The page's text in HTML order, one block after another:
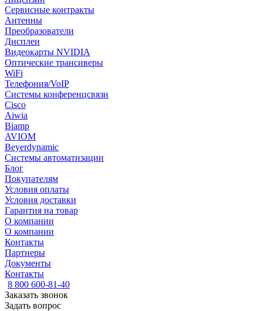
Сервисные контракты
Антенны
Преобразователи
Дисплеи
Видеокарты NVIDIA
Оптические трансиверы
WiFi
Телефония/VoIP
Системы конференцсвязи
Cisco
Aiwia
Biamp
AVIOM
Beyerdynamic
Системы автоматизации
Блог
Покупателям
Условия оплаты
Условия доставки
Гарантия на товар
О компании
О компании
Контакты
Партнеры
Документы
Контакты
8 800 600-81-40
Заказать звонок
Задать вопрос